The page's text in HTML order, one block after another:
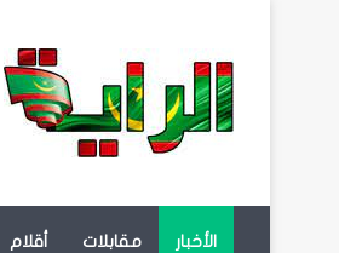
الأخبار مقابلات أقلام